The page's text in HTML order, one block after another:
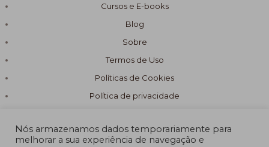
Cursos e E-books
Blog
Sobre
Termos de Uso
Políticas de Cookies
Política de privacidade
Nós armazenamos dados temporariamente para
melhorar a sua experiência de navegação e